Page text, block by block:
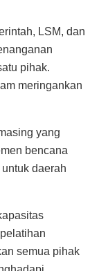
LSM, dan
pihak.
meringankan
yang
bencana
daerah
semua pihak